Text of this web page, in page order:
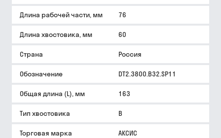
Длина рабочей части, мм 76
Длина хвостовика, мм 60
Страна Россия
Обозначение DT2.3800.B32.SP11
Общая длина (L), мм 163
Тип хвостовика B
Торговая марка АКСИС